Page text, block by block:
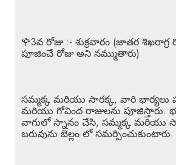
🌹3వ రోజు :- శుక్రవారం (జాతర శిఖరాగ్ర
పూజించే రోజు అని నమ్ముతారు)
సమ్మక్క మరియు సారక్క, వారి భార్యలు
మరియు గోవింద రాజులను పూజిస్తారు.
వాగులో స్నానం చేసి, సమ్మక్క మరియు
బరువును బెల్లం లో సమర్పించుకుంటారు.